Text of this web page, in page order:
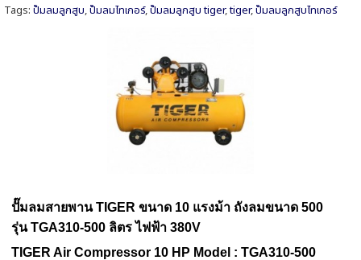
Tags: ปั๊มลมลูกสูบ,ปั๊มลมไทเกอร์,ปั๊มลมลูกสูบ tiger,tiger,ปั๊มลมลูกสูบไทเกอร์
ปั๊มลมสายพาน TIGERขนาด 10 แรงม้า ถังลมขนาด 500
รุ่นTGA310-500 ลิตรไฟฟ้า 380V
TIGER Air Compressor 10 HP Model : TGA310-500